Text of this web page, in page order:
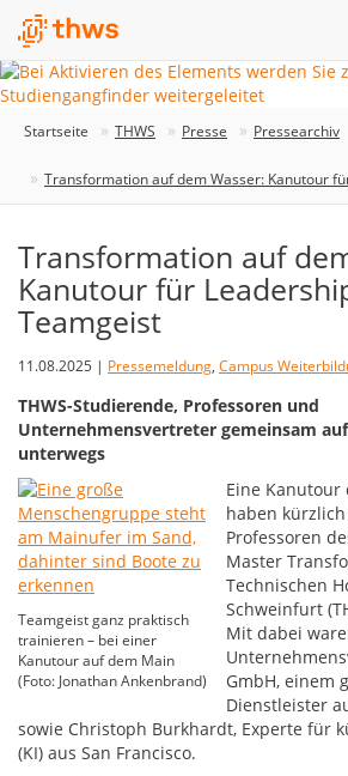
Startseite THWS Presse Pressearchiv
Transformation auf dem Wasser: Kanutour
Transformation auf
Kanutour für
Teamgeist
11.08.2025 | Pressemeldung, Campus
THWS-Studierende, Professoren und
Unternehmensvertreter gemeinsam
unterwegs
Teamgeist ganz praktisch
trainieren – bei einer
Kanutour auf dem Main
(Foto: Jonathan Ankenbrand)
Eine
haben
Professoren
Master
Technischen
Schweinfurt
Mit dabei
GmbH, einem
Dienstleister
sowie Christoph Burkhardt, Experte für
(KI) aus San Francisco.